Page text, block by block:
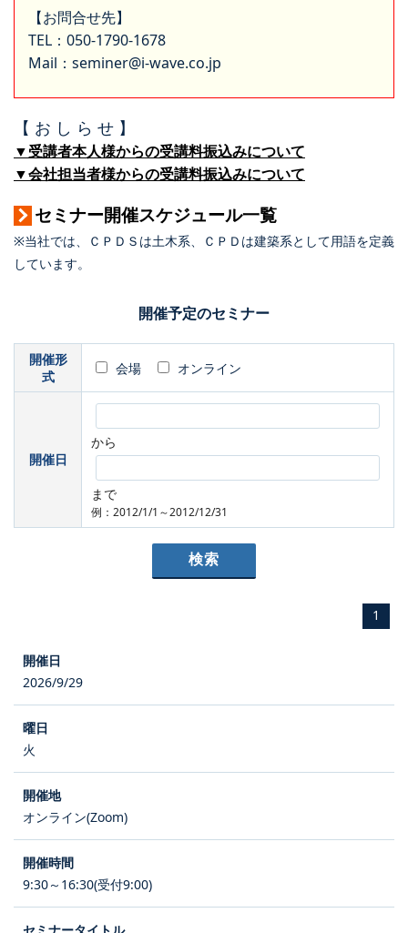
【お問合せ先】
TEL：050-1790-1678
Mail：seminer@i-wave.co.jp
【 お し ら せ 】
▼受講者本人様からの受講料振込みについて
▼会社担当者様からの受講料振込みについて
セミナー開催スケジュール一覧
※当社では、ＣＰＤＳは土木系、ＣＰＤは建築系として用語を定義
しています。
開催予定のセミナー
開催形
式
会場 オンライン
開催日
から
まで
例：2012/1/1～2012/12/31
1
2026/9/29
火
オンライン(Zoom)
9:30～16:30(受付9:00)